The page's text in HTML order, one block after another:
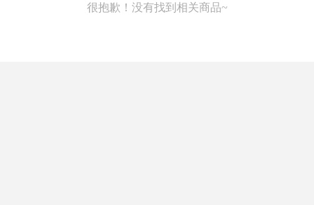
很抱歉！没有找到相关商品~